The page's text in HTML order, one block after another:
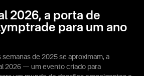
2026, a porta de
para um ano
de 2025 se aproximam, a
2026 — um evento criado para